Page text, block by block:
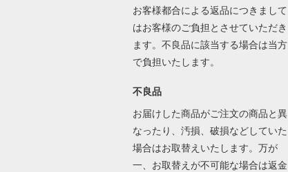
お客様都合による返品につきまして
はお客様のご負担とさせていただき
ます。不良品に該当する場合は当方
で負担いたします。
不良品
お届けした商品がご注文の商品と異
なったり、汚損、破損などしていた
場合はお取替えいたします。万が
一、お取替えが不可能な場合は返金